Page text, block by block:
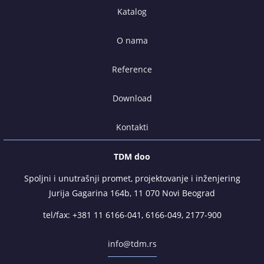
Katalog
O nama
Reference
Download
Kontakti
TDM doo
Spoljni i unutrašnji promet, projektovanje i inženjering
Jurija Gagarina 164b, 11 070 Novi Beograd
tel/fax: +381 11 6166-041 , 6166-049, 2177-900
info@tdm.rs